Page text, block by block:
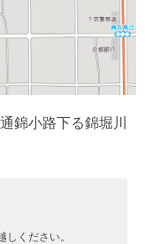
錦小路下る錦堀川
ください。